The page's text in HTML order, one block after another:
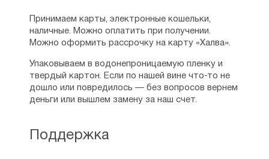
Поддержка
Принимаем карты, электронные кошельки,
наличные. Можно оплатить при получении.
Можно оформить рассрочку на карту «Халва».
Упаковываем в водонепроницаемую пленку и
твердый картон. Если по нашей вине что-то не
дошло или повредилось — без вопросов вернем
деньги или вышлем замену за наш счет.